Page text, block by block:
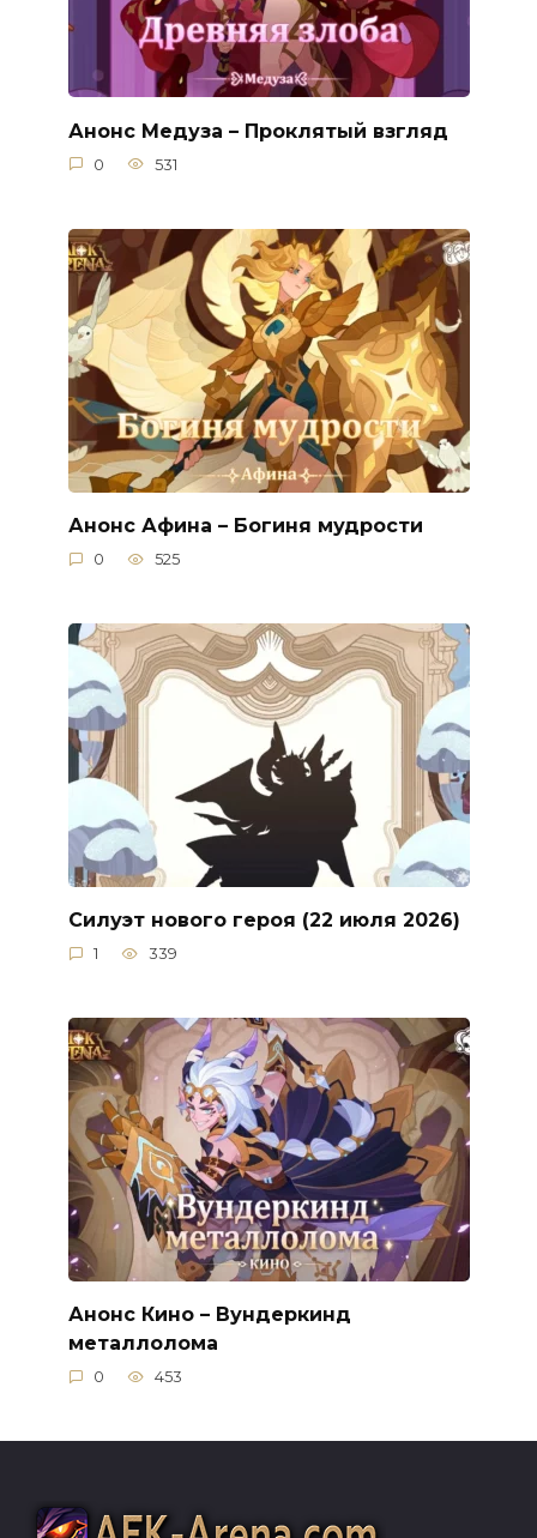
Анонс Медуза – Проклятый взгляд
0 531
Анонс Афина – Богиня мудрости
0 525
Силуэт нового героя (22 июля 2026)
1 339
Анонс Кино – Вундеркинд
металлолома
0 453